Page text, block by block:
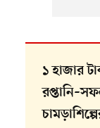
১ হাজার